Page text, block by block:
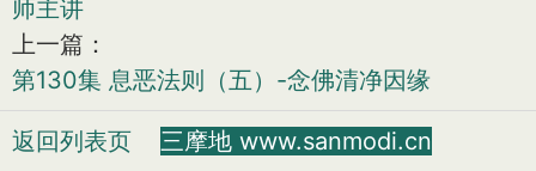
师主讲
上一篇：
第130集 息恶法则（五）-念佛清净因缘
返回列表页 三摩地 www.sanmodi.cn